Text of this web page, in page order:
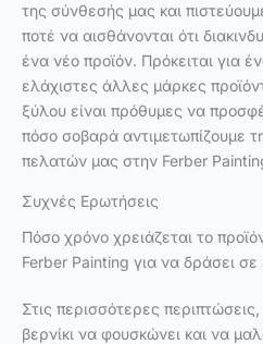
της σύνθεσής μας και
ποτέ να αισθάνονται ότι
ένα νέο προϊόν. Πρόκειται για
ελάχιστες άλλες μάρκες
ξύλου είναι πρόθυμες να
πόσο σοβαρά αντιμετωπίζουμε
πελατών μας στην Ferber
Συχνές Ερωτήσεις
Πόσο χρόνο χρειάζεται το
Ferber Painting για να δράσει
Στις περισσότερες
βερνίκι να φουσκώνει και να